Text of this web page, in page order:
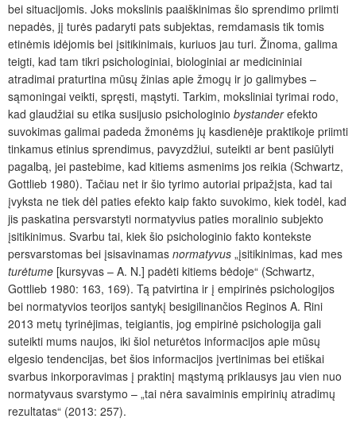
bei situacijomis. Joks mokslinis paaiškinimas šio sprendimo priimti
nepadės, jį turės padaryti pats subjektas, remdamasis tik tomis
etinėmis idėjomis bei įsitikinimais, kuriuos jau turi. Žinoma, galima
teigti, kad tam tikri psichologiniai, biologiniai ar medicininiai
atradimai praturtina mūsų žinias apie žmogų ir jo galimybes –
sąmoningai veikti, spręsti, mąstyti. Tarkim, moksliniai tyrimai rodo,
kad glaudžiai su etika susijusio psichologinio bystanderefekto
suvokimas galimai padeda žmonėms jų kasdienėje praktikoje priimti
tinkamus etinius sprendimus, pavyzdžiui, suteikti ar bent pasiūlyti
pagalbą, jei pastebime, kad kitiems asmenims jos reikia (Schwartz,
Gottlieb 1980). Tačiau net ir šio tyrimo autoriai pripažįsta, kad tai
įvyksta ne tiek dėl paties efekto kaip fakto suvokimo, kiek todėl, kad
jis paskatina persvarstyti normatyvius paties moralinio subjekto
įsitikinimus. Svarbu tai, kiek šio psichologinio fakto kontekste
persvarstomas bei įsisavinamas normatyvus „įsitikinimas, kad mes
turėtume [kursyvas – A. N.] padėti kitiems bėdoje“ (Schwartz,
Gottlieb 1980: 163, 169). Tą patvirtina ir į empirinės psichologijos
bei normatyvios teorijos santykį besigilinančios Reginos A. Rini
2013 metų tyrinėjimas, teigiantis, jog empirinė psichologija gali
suteikti mums naujos, iki šiol neturėtos informacijos apie mūsų
elgesio tendencijas, bet šios informacijos įvertinimas bei etiškai
svarbus inkorporavimas į praktinį mąstymą priklausys jau vien nuo
normatyvaus svarstymo – „tai nėra savaiminis empirinių atradimų
rezultatas“ (2013: 257).